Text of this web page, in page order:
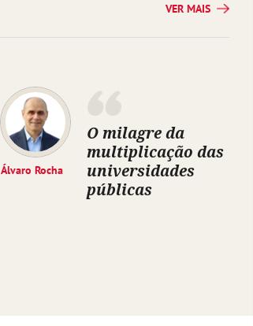
VER MAIS
Álvaro Rocha
O milagre da
multiplicação das
universidades
públicas